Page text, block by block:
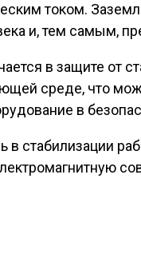
током.
и, тем самым,
в защите от
среде, что
в
в стабилизации